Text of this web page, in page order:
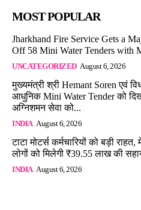
MOST POPULAR
Jharkhand Fire Service Gets a
Off 58 Mini Water Tenders with
UNCATEGORIZED August 6, 2026
मुख्यमंत्री श्री Hemant Soren एवं
आधुनिक Mini Water Tender को
अग्निशमन सेवा को...
INDIA August 6, 2026
टाटा मोटर्स कर्मचारियों को बड़ी
लोगों को मिलेगी ₹39.55 लाख की
INDIA August 6, 2026